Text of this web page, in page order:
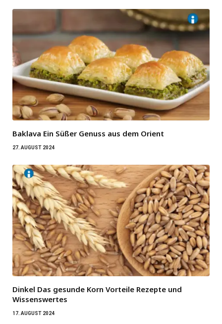
Baklava Ein Süßer Genuss aus dem Orient
27. AUGUST 2024
Dinkel Das gesunde Korn Vorteile Rezepte und
Wissenswertes
17. AUGUST 2024